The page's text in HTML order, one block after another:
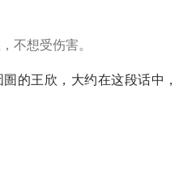
不想受伤害。
的王欣，大约在这段话中，